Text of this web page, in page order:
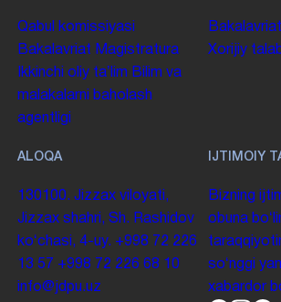
Qabul komissiyasi
Bakalavriat Magistratura
Ikkinchi oliy taʼlim Bilim va
malakalarni baholash
agentligi
Bakalavriat
Xorijiy
ALOQA
130100. Jizzax viloyati,
Jizzax shahri, Sh. Rashidov
koʻchasi, 4-uy. +998 72 226
13 57 +998 72 226 68 10
info@jdpu.uz
IJTIMOIY
Bizning
obuna
soʻnggi
xabardor